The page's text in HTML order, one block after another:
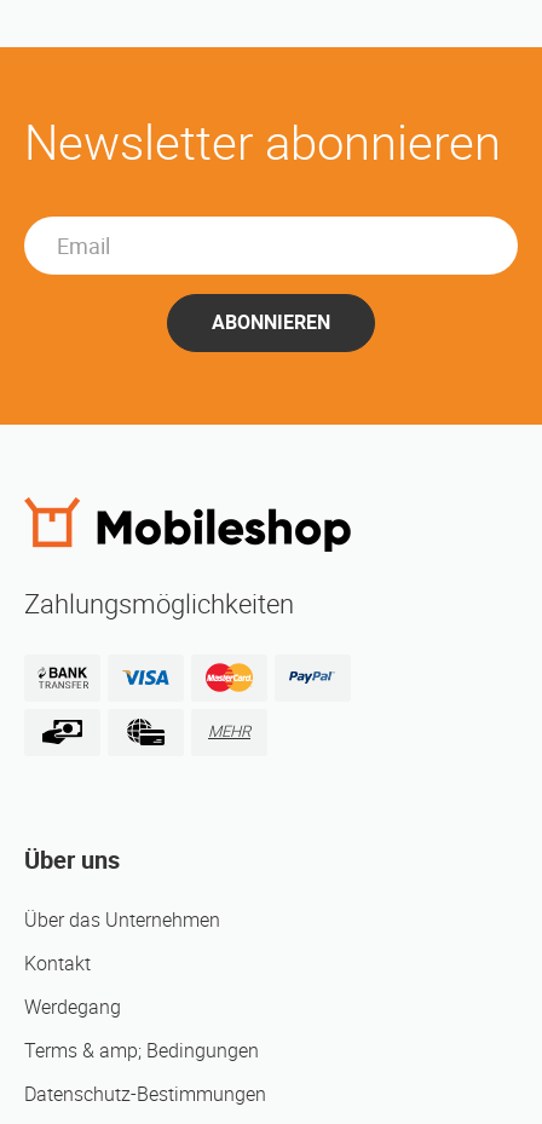
Newsletter abonnieren
ABONNIEREN
Zahlungsmöglichkeiten
MEHR
Über uns
Über das Unternehmen
Kontakt
Werdegang
Terms & amp; Bedingungen
Datenschutz-Bestimmungen